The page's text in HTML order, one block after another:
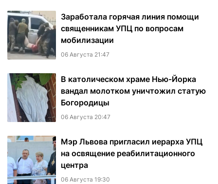
Заработала горячая линия помощи
священникам УПЦ по вопросам
мобилизации
06 Августа 21:47
В католическом храме Нью-Йорка
вандал молотком уничтожил статую
Богородицы
06 Августа 20:47
Мэр Львова пригласил иерарха УПЦ
на освящение реабилитационного
центра
06 Августа 19:30